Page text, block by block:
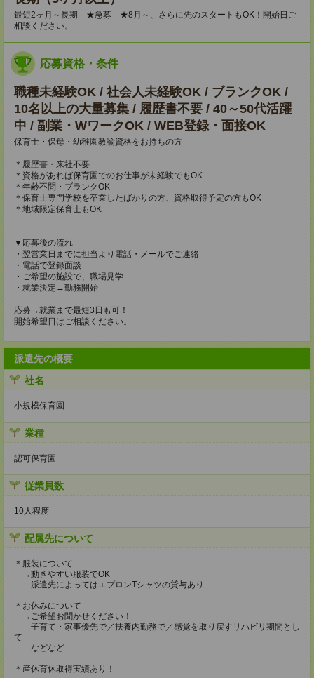
最短2ヶ月～長期 ★急募 ★8月～、さらに先のスタートもOK！開始日ご
相談ください。
応募資格・条件
職種未経験OK / 社会人未経験OK / ブランクOK /
10名以上の大量募集 / 履歴書不要 / 40～50代活躍
中 / 副業・WワークOK / WEB登録・面接OK
保育士・保母・幼稚園教諭資格をお持ちの方
＊履歴書・来社不要
＊資格があれば保育園でのお仕事が未経験でもOK
＊年齢不問・ブランクOK
＊保育士専門学校を卒業したばかりの方、資格取得予定の方もOK
＊地域限定保育士もOK
▼応募後の流れ
・翌営業日までに担当より電話・メールでご連絡
・電話で登録面談
・ご希望の施設で、職場見学
・就業決定→勤務開始
応募→就業まで最短3日も可！
開始希望日はご相談ください。
派遣先の概要
社名
小規模保育園
業種
認可保育園
従業員数
10人程度
配属先について
＊服装について
→動きやすい服装でOK
派遣先によってはエプロンTシャツの貸与あり
＊お休みについて
→ご希望お聞かせください！
子育て・家事優先で／扶養内勤務で／感覚を取り戻すリハビリ期間とし
て
などなど
＊産休育休取得実績あり！